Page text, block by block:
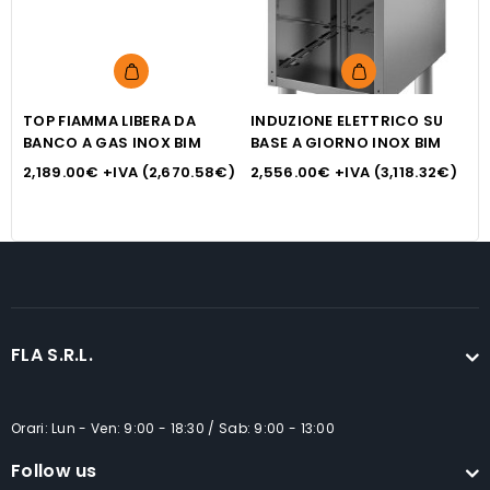
ha
più
varianti.
opzioni
prodotto
TOP FIAMMA LIBERA DA
BANCO A GAS INOX BIM
2,189.00€ +IVA (2,670.58€)
Questo
prodotto
ha
più
varianti.
opzioni
INDUZIONE ELETTRICO SU
BASE A GIORNO INOX BIM
2,556.00€ +IVA (3,118.32€)
FLA S.R.L.
Orari: Lun - Ven: 9:00 - 18:30 / Sab: 9:00 - 13:00
Follow us